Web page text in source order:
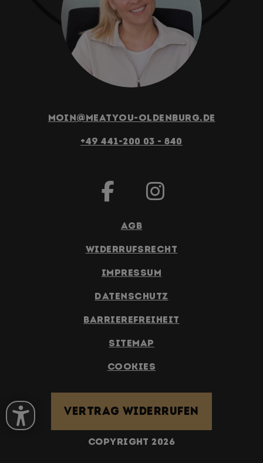
moin@meatyou-oldenburg.de
+49 441-200 03 - 840
AGB
Widerrufsrecht
Impressum
Datenschutz
Barrierefreiheit
Sitemap
Cookies
Vertrag widerrufen
COPYRIGHT 2026